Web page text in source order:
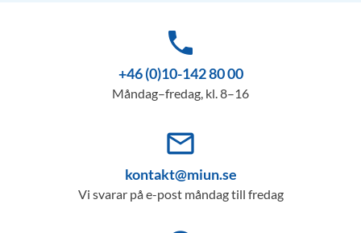
phone
+46 (0)10-142 80 00
Måndag–fredag, kl. 8–16
mail_outline
kontakt@miun.se
Vi svarar på e-post måndag till fredag